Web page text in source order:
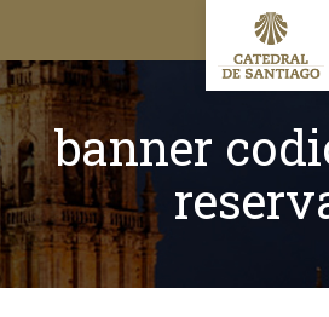
Toggle
navigation
banner